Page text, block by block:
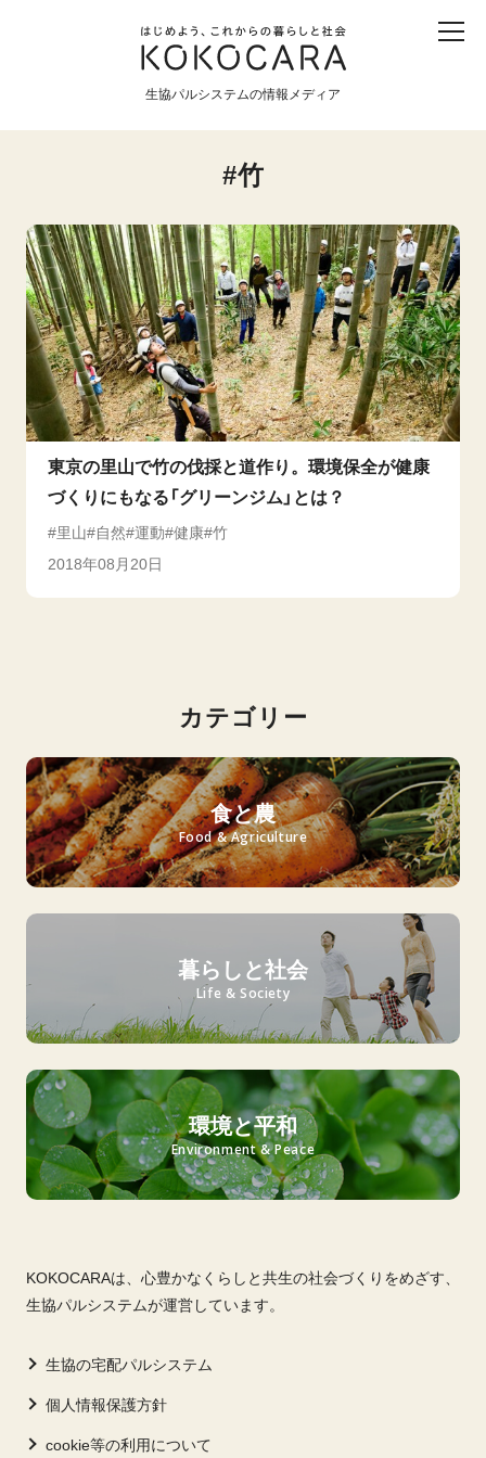
生協パルシステムの情報メディア
産直 食育 食べる 震災
暮らしと社会
環境と平和
生協の宅配パルシステム
竹
東京の里山で竹の伐採と道作り。環境保全が健康
づくりにもなる「グリーンジム」とは？
里山 自然 運動 健康 竹
2018年08月20日
カテゴリー
食と農
Food & Agriculture
暮らしと社会
Life & Society
環境と平和
Environment & Peace
KOKOCARAは、心豊かなくらしと共生の社会づくりをめざす、
生協パルシステムが運営しています。
生協の宅配パルシステム
個人情報保護方針
cookie等の利用について